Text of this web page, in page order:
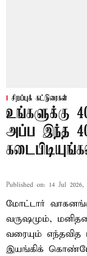
சிறப்புக் கட்டுரைகள்
உங்களுக்கு
அப்ப இந்த
Published on: 14 Jul 2026,
மோட்டார்
வருஷமும்,
வரையும் எந்தவித
இயங்கிக்